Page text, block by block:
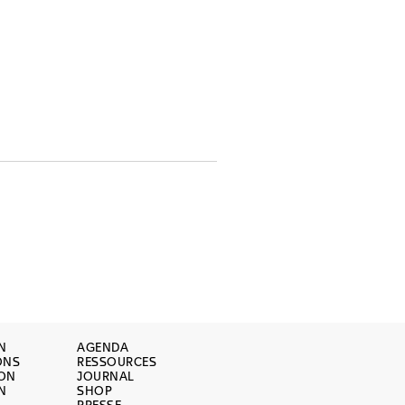
AGENDA
RESSOURCES
JOURNAL
SHOP